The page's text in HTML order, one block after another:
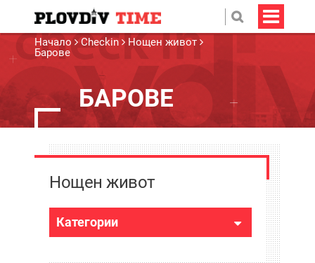
Начало Checkin
Нощен живот
Барове
БАРОВЕ
Нощен живот
Категории